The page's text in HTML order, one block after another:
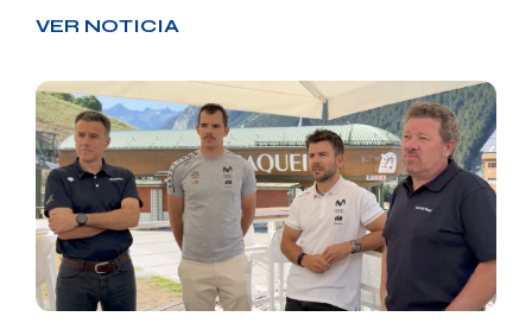
VER NOTICIA